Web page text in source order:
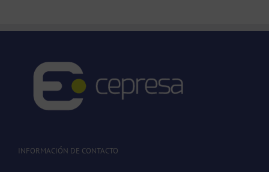
INFORMACIÓN DE CONTACTO